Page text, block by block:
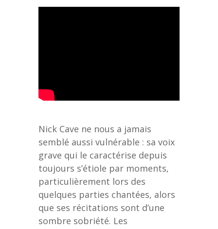
Nick Cave ne nous a jamais
semblé aussi vulnérable : sa voix
grave qui le caractérise depuis
toujours s’étiole par moments,
particulièrement lors des
quelques parties chantées, alors
que ses récitations sont d’une
sombre sobriété. Les